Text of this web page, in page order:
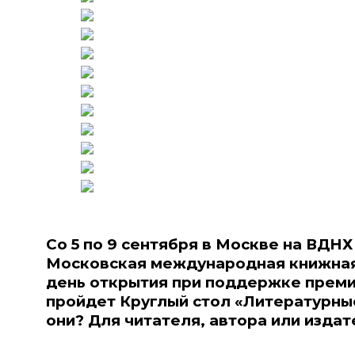
Со 5 по 9 сентября в Москве на ВДНХ
Московская международная
день открытия при поддержке
пройдет Круглый стол
они? Для читателя, автора или